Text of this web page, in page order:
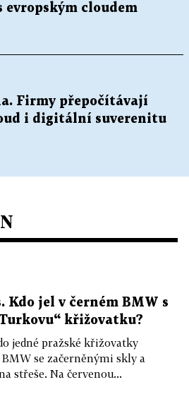
evropským cloudem
Firmy přepočítávají
i digitální suverenitu
Kdo jel v černém BMW s
křižovatku?
jedné pražské křižovatky
se začerněnými skly a
střeše. Na červenou...